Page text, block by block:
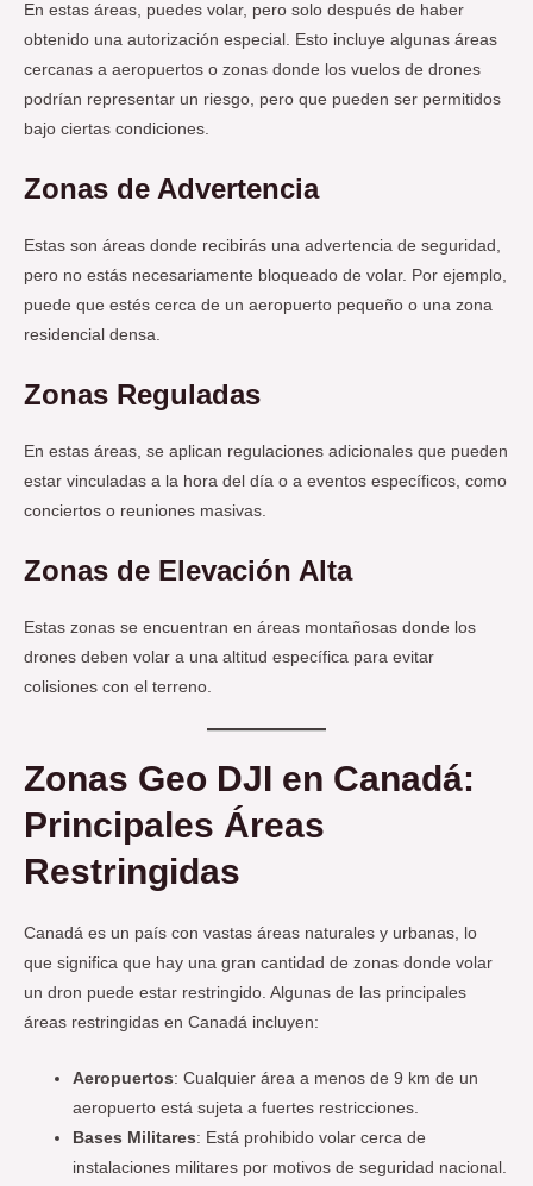
En estas áreas, puedes volar, pero solo después de haber
obtenido una autorización especial. Esto incluye algunas áreas
cercanas a aeropuertos o zonas donde los vuelos de drones
podrían representar un riesgo, pero que pueden ser permitidos
bajo ciertas condiciones.
Zonas de Advertencia
Estas son áreas donde recibirás una advertencia de seguridad,
pero no estás necesariamente bloqueado de volar. Por ejemplo,
puede que estés cerca de un aeropuerto pequeño o una zona
residencial densa.
Zonas Reguladas
En estas áreas, se aplican regulaciones adicionales que pueden
estar vinculadas a la hora del día o a eventos específicos, como
conciertos o reuniones masivas.
Zonas de Elevación Alta
Estas zonas se encuentran en áreas montañosas donde los
drones deben volar a una altitud específica para evitar
colisiones con el terreno.
Zonas Geo DJI en Canadá:
Principales Áreas
Restringidas
Canadá es un país con vastas áreas naturales y urbanas, lo
que significa que hay una gran cantidad de zonas donde volar
un dron puede estar restringido. Algunas de las principales
áreas restringidas en Canadá incluyen:
Aeropuertos: Cualquier área a menos de 9 km de un
aeropuerto está sujeta a fuertes restricciones.
Bases Militares: Está prohibido volar cerca de
instalaciones militares por motivos de seguridad nacional.